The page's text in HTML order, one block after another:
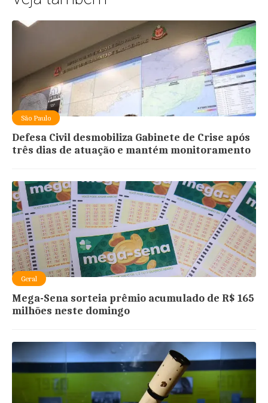
São Paulo
Defesa Civil desmobiliza Gabinete de Crise após
três dias de atuação e mantém monitoramento
Geral
Mega-Sena sorteia prêmio acumulado de R$ 165
milhões neste domingo